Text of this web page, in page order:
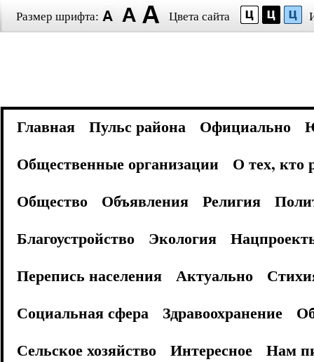
Размер шрифта: Цвета сайта
Главная Пульс района Официально
Общественные организации
О тех, кто
Общество
Объявления Религия
Благоустройство
Экология
Перепись населения
Актуально
Социальная сфера
Здравоохранение
Сельское хозяйство
Интересное
Нам